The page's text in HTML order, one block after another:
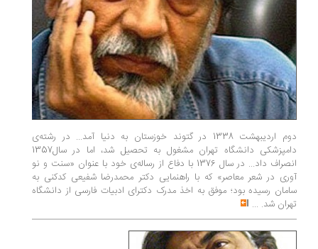
دوم اردیبهشت 1338 در گتوند خوزستان به دنیا آمد... در رشته‌ی
دامپزشکى دانشگاه تهران مشغول به تحصیل شد، اما در سال1357
انصراف داد... در سال 1376 با دفاع از رساله‌ی خود با عنوان «سنت و نو
آورى در شعر معاصر» که با راهنمایى دکتر محمدرضا شفیعى کدکنى به
سامان رسیده بود؛ موفق به اخذ مدرک دکتراى ادبیات فارسى از دانشگاه
تهران شد. ...